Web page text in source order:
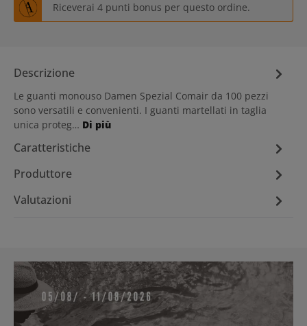
Riceverai 4 punti bonus per questo ordine.
Descrizione
Le guanti monouso Damen Spezial Comair da 100 pezzi
sono versatili e convenienti. I guanti martellati in taglia
unica proteg… Di più
Caratteristiche
Produttore
Valutazioni